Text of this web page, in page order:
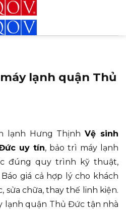
lạnh quận Thủ
lạnh Hưng ThịnhVệ sinh
uy tín, bảo trì máy lạnh
đúng quy trình kỹ thuật,
giá cả hợp lý cho khách
sửa chữa, thay thế linh kiện.
lạnh quận Thủ Đức tận nhà